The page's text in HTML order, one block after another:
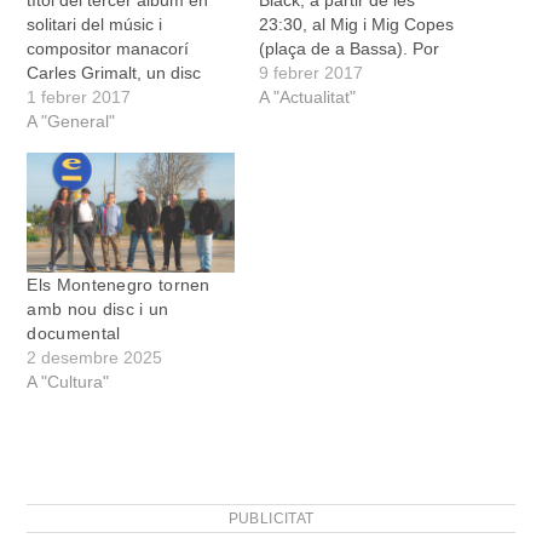
solitari del músic i
compositor manacorí
Carles Grimalt, un disc
conceptual on s'amalgama
el lèxic mariner amb
mar, trobades i
desavinences
sentimentals, que
desemboquen en
poderoses tempestes
sonores, històries encara
per succeir, que ens
omplen de calma…
1 febrer 2017
A "General"
23:30, al Mig i Mig Copes
(plaça de a Bassa). Por
(Tragicomèdia en dues
parts), a càrrec de Cia. La
9 febrer 2017
A "Actualitat"
Els Montenegro tornen
amb nou disc i un
documental
2 desembre 2025
A "Cultura"
PUBLICITAT